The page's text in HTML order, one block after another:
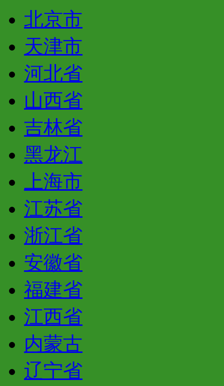
北京市
天津市
河北省
山西省
吉林省
黑龙江
上海市
江苏省
浙江省
安徽省
福建省
江西省
内蒙古
辽宁省